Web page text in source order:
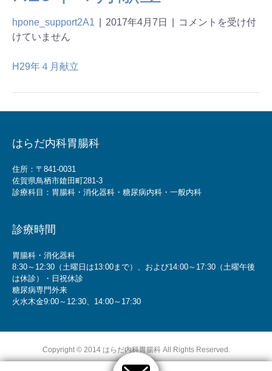
hpone_support2A1 2017年4月7日
コメントを受け付
けていません
H29年４月献立
はらだ内科胃腸科
住所：〒841-0031
佐賀県鳥栖市鎗田町281-3
診療科目：胃腸科・消化器科・糖尿病内科・一般内科
診療時間
胃腸科・消化器科
8:30～12:30（土曜日は13:00まで）、および14:00～17:30（土曜午後
は休診）・日祝休診
糖尿病専門外来
火水木金9:00～12:30、14:00～17:30
Copyright © 2014 はらだ内科胃腸科 All Rights Reserved.